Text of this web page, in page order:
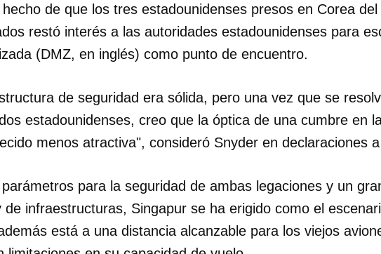
Para poder guardar como favorito, primero has de iniciar sesión con
cuenta de 14ymedio.
INICIAR SESIÓN
de que los tres estadounidenses presos en Corea
restó interés a las autoridades estadounidenses para
(DMZ, en inglés) como punto de encuentro.
de seguridad era sólida, pero una vez que se
estadounidenses, creo que la óptica de una cumbre en
menos atractiva", consideró Snyder en declaraciones
para la seguridad de ambas legaciones y un
de infraestructuras, Singapur se ha erigido como el
está a una distancia alcanzable para los viejos